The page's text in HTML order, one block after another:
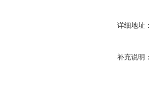
详细地址：
补充说明：